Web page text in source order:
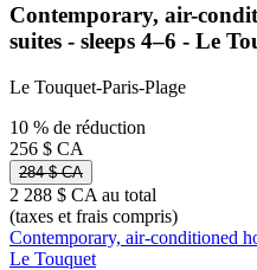
Contemporary, air-
suites - sleeps 4–6 - Le
Le Touquet-Paris-Plage
10 % de réduction
256 $ CA
284 $ CA
2 288 $ CA au total
(taxes et frais compris)
Contemporary, air-conditioned
Le Touquet